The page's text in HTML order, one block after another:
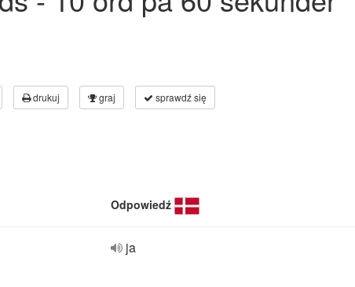
drukuj graj sprawdź się
Odpowiedź
ja